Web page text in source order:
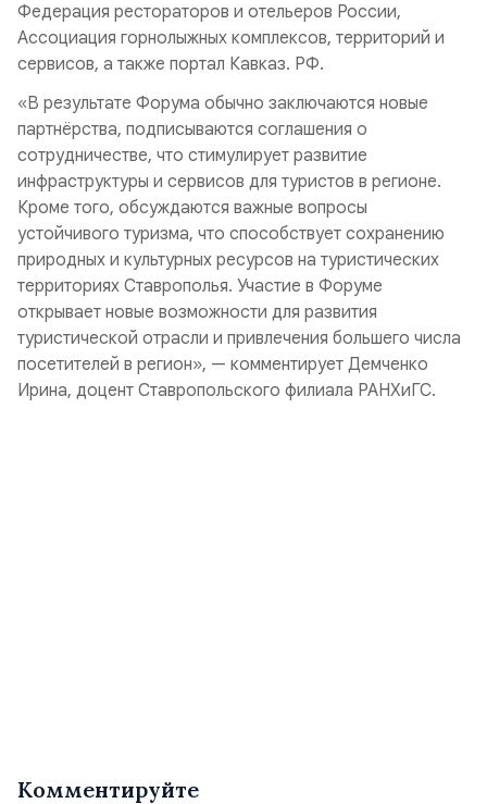
Федерация рестораторов и отельеров России,
Ассоциация горнолыжных комплексов, территорий и
сервисов, а также портал Кавказ. РФ.
«В результате Форума обычно заключаются новые
партнёрства, подписываются соглашения о
сотрудничестве, что стимулирует развитие
инфраструктуры и сервисов для туристов в регионе.
Кроме того, обсуждаются важные вопросы
устойчивого туризма, что способствует сохранению
природных и культурных ресурсов на туристических
территориях Ставрополья. Участие в Форуме
открывает новые возможности для развития
туристической отрасли и привлечения большего числа
посетителей в регион», — комментирует Демченко
Ирина, доцент Ставропольского филиала РАНХиГС.
Комментируйте